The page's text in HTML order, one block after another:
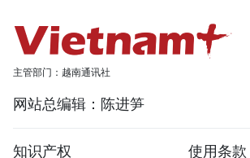
主管部门：越南通讯社
网站总编辑：陈进笋
知识产权 使用条款